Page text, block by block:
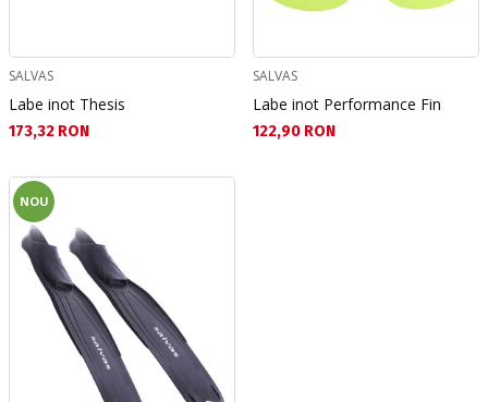
SALVAS
Labe inot Thesis
Текуща цена:
173,32 RON
SALVAS
Labe inot Performance Fin
Текуща цена:
122,90 RON
NOU